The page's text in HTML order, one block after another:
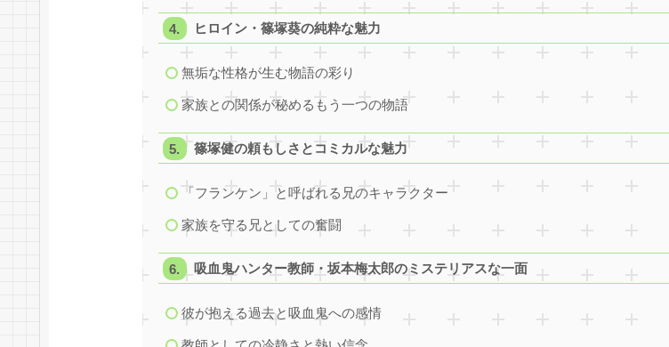
ヒロイン・篠塚葵の純粋な魅力
無垢な性格が生む物語の彩り
家族との関係が秘めるもう一つの物語
篠塚健の頼もしさとコミカルな魅力
「フランケン」と呼ばれる兄のキャラクター
家族を守る兄としての奮闘
吸血鬼ハンター教師・坂本梅太郎のミステリアスな一面
彼が抱える過去と吸血鬼への感情